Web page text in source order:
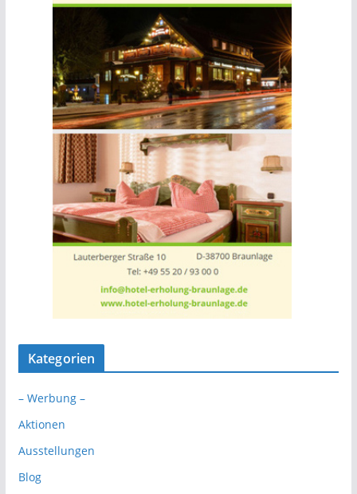
Kategorien
– Werbung –
Aktionen
Ausstellungen
Blog